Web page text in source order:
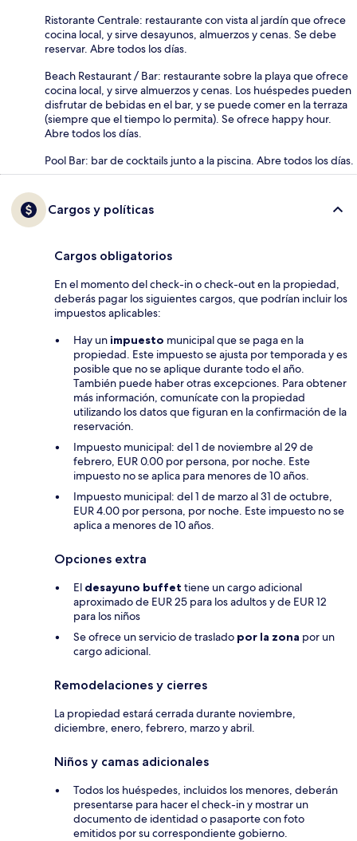
Ristorante Centrale: restaurante con vista al jardín que ofrece
cocina local, y sirve desayunos, almuerzos y cenas. Se debe
reservar. Abre todos los días.
Beach Restaurant / Bar: restaurante sobre la playa que ofrece
cocina local, y sirve almuerzos y cenas. Los huéspedes pueden
disfrutar de bebidas en el bar, y se puede comer en la terraza
(siempre que el tiempo lo permita). Se ofrece happy hour.
Abre todos los días.
Pool Bar: bar de cocktails junto a la piscina. Abre todos los días.
Cargos y políticas
Cargos obligatorios
En el momento del check-in o check-out en la propiedad,
deberás pagar los siguientes cargos, que podrían incluir los
impuestos aplicables:
Hay unimpuesto municipal que se paga en la
propiedad. Este impuesto se ajusta por temporada y es
posible que no se aplique durante todo el año.
También puede haber otras excepciones. Para obtener
más información, comunícate con la propiedad
utilizando los datos que figuran en la confirmación de la
reservación.
Impuesto municipal: del 1 de noviembre al 29 de
febrero, EUR 0.00 por persona, por noche. Este
impuesto no se aplica para menores de 10 años.
Impuesto municipal: del 1 de marzo al 31 de octubre,
EUR 4.00 por persona, por noche. Este impuesto no se
aplica a menores de 10 años.
Opciones extra
El desayuno buffet tiene un cargo adicional
aproximado de EUR 25 para los adultos y de EUR 12
para los niños
Se ofrece un servicio de traslado por la zona por un
cargo adicional.
Remodelaciones y cierres
La propiedad estará cerrada durante noviembre,
diciembre, enero, febrero, marzo y abril.
Niños y camas adicionales
Todos los huéspedes, incluidos los menores, deberán
presentarse para hacer el check-in y mostrar un
documento de identidad o pasaporte con foto
emitidos por su correspondiente gobierno.